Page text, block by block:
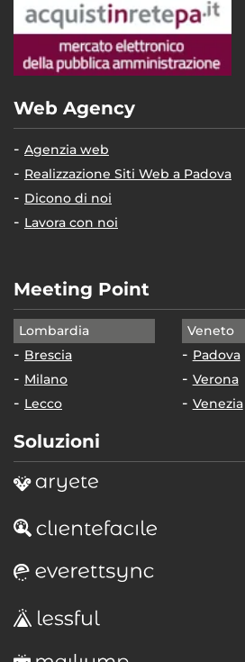
Web Agency
Agenzia web
Realizzazione Siti Web a Padova
Dicono di noi
Lavora con noi
Meeting Point
Lombardia
Brescia
Milano
Lecco
Veneto
Padova
Verona
Venezia
Soluzioni